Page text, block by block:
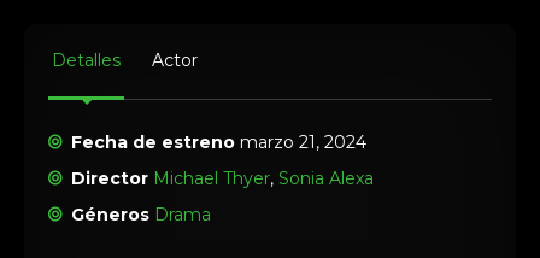
Detalles Actor
Fecha de estreno marzo 21, 2024
Director Michael Thyer,Sonia Alexa
Géneros Drama